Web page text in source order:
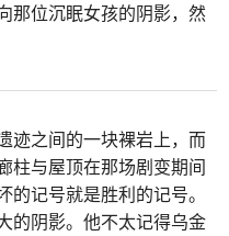
那位沉眠女孩的阴影，然
迹之间的一块裸岩上，而
柱与屋顶在那场剧变期间
记号就是胜利的记号。
的阴影。他不太记得乌金